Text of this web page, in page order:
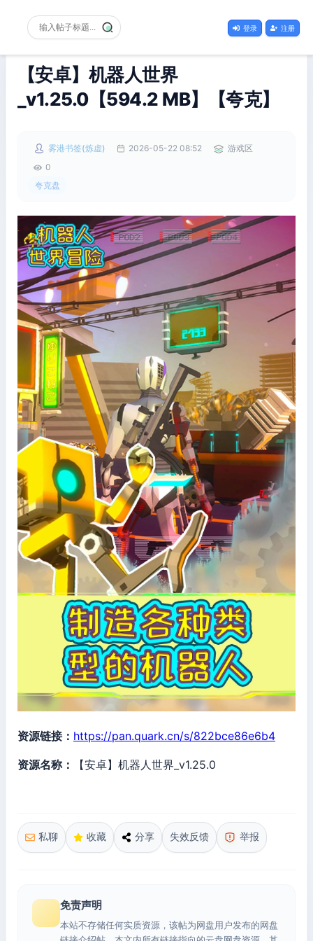
登录 注册
【安卓】机器人世界
_v1.25.0【594.2 MB】【夸克】
雾港书签(炼虚) 2026-05-22 08:52
游戏区
0
夸克盘
资源链接： https://pan.quark.cn/s/822bce86e6b4
资源名称： 【安卓】机器人世界_v1.25.0
私聊 收藏 分享 失效反馈 举报
免责声明
本站不存储任何实质资源，该帖为网盘用户发布的网盘